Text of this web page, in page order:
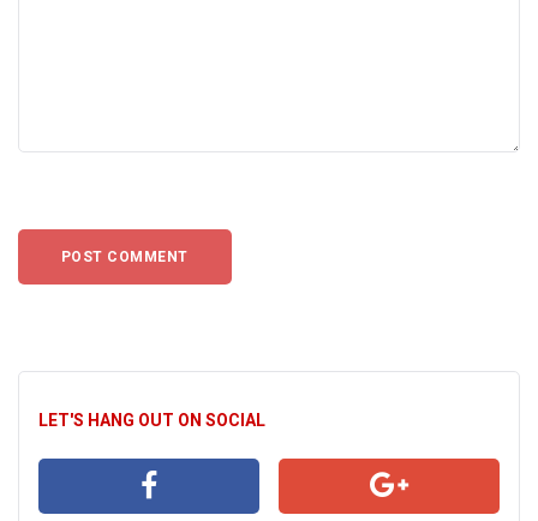
LET'S HANG OUT ON SOCIAL